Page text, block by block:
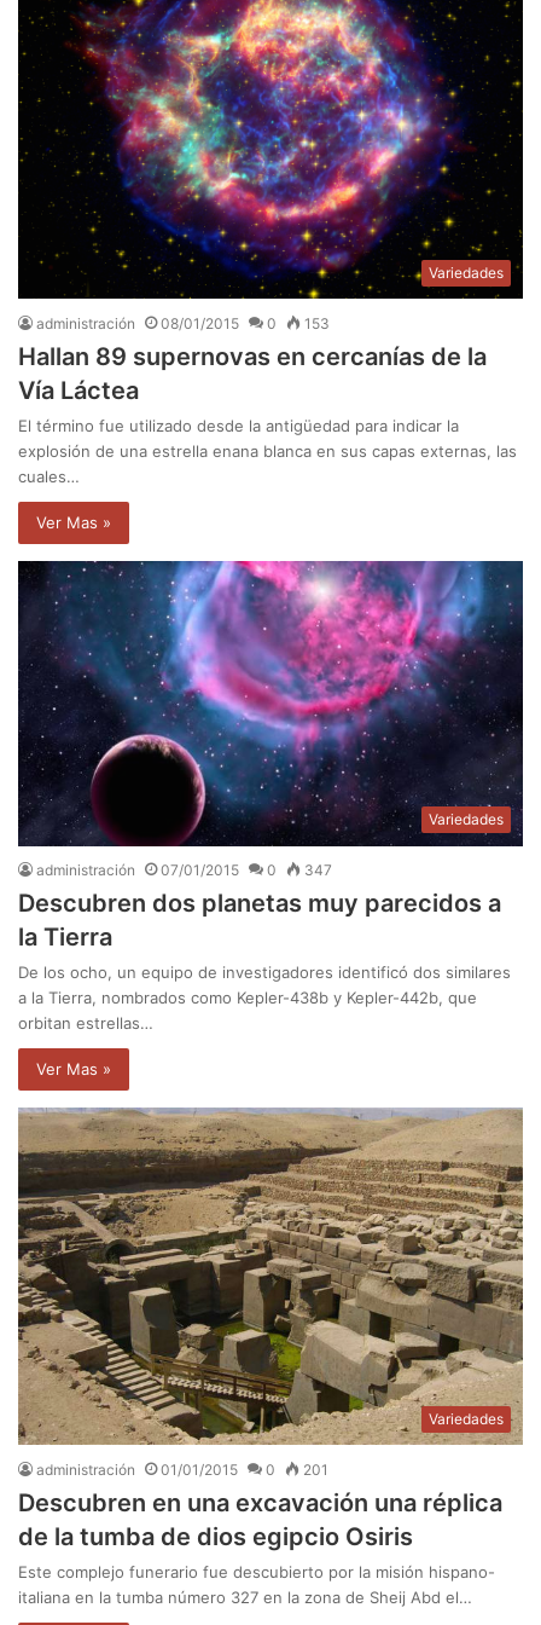
Variedades
administración 08/01/2015 0 153
Hallan 89 supernovas en cercanías de la
Vía Láctea
El término fue utilizado desde la antigüedad para indicar la
explosión de una estrella enana blanca en sus capas externas, las
cuales…
Ver Mas »
Variedades
administración 07/01/2015 0 347
Descubren dos planetas muy parecidos a
la Tierra
De los ocho, un equipo de investigadores identificó dos similares
a la Tierra, nombrados como Kepler-438b y Kepler-442b, que
orbitan estrellas…
Ver Mas »
Variedades
administración 01/01/2015 0 201
Descubren en una excavación una réplica
de la tumba de dios egipcio Osiris
Este complejo funerario fue descubierto por la misión hispano-
italiana en la tumba número 327 en la zona de Sheij Abd el…